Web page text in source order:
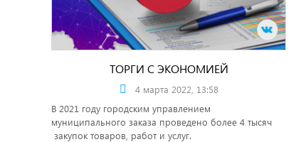
ТОРГИ С ЭКОНОМИЕЙ
4 марта 2022, 13:58
В 2021 году городским управлением
муниципального заказа проведено более 4 тысяч
закупок товаров, работ и услуг.